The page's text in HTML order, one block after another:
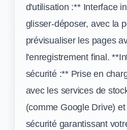
d'utilisation :** Interface
glisser-déposer, avec la
prévisualiser les pages
l'enregistrement final.
sécurité :** Prise en
avec les services de
(comme Google Drive)
sécurité garantissant